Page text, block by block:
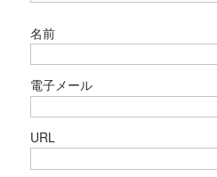
名前
電子メール
URL